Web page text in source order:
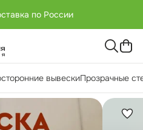
по России
по России
вывескиПрозрачные